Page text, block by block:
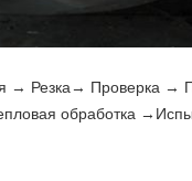
→ Резка→ Проверка →
обработка